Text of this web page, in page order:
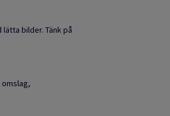
bilder. Tänk på